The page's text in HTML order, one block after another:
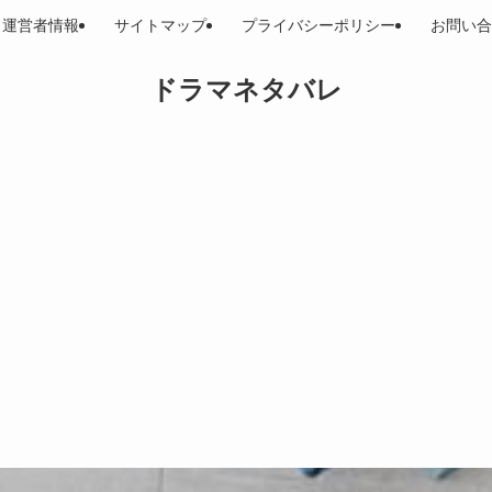
ドラマネタバレ
運営者情報 サイトマップ プライバシーポリシー お問い